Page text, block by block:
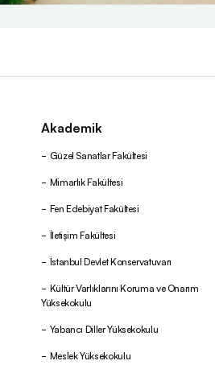
Akademik
Güzel Sanatlar Fakültesi
Mimarlık Fakültesi
Fen Edebiyat Fakültesi
İletişim Fakültesi
İstanbul Devlet Konservatuvarı
Kültür Varlıklarını Koruma ve Onarım
Yüksekokulu
Yabancı Diller Yüksekokulu
Meslek Yüksekokulu